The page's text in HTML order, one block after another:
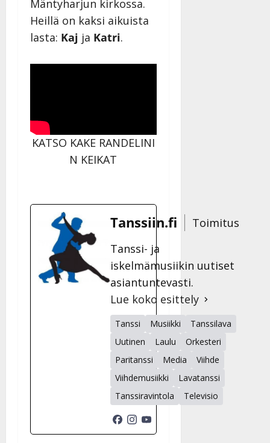
Mäntyharjun kirkossa.
Heillä on kaksi aikuista
lasta: Kaj ja Katri.
KATSO KAKE RANDELINI
N KEIKAT
Tanssiin.fi
Toimitus
Tanssi- ja
iskelmämusiikin uutiset
asiantuntevasti.
Lue koko esittely
Tanssi Musiikki
Tanssilava
Uutinen
Laulu
Orkesteri
Paritanssi
Media
Viihde
Viihdemusiikki
Lavatanssi
Tanssiravintola
Televisio